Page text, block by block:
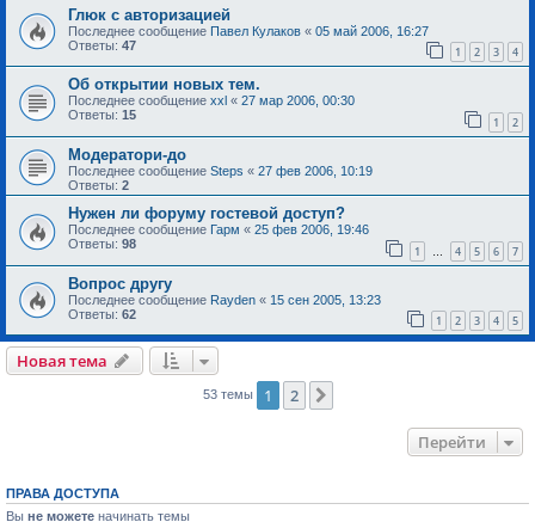
Глюк с авторизацией
Последнее сообщение Павел Кулаков « 05 май 2006, 16:27
Ответы: 47 1 2 3 4
Об открытии новых тем.
Последнее сообщение xxl « 27 мар 2006, 00:30
Ответы: 15 1 2
Модератори-до
Последнее сообщение Steps « 27 фев 2006, 10:19
Ответы: 2
Нужен ли форуму гостевой доступ?
Последнее сообщение Гарм « 25 фев 2006, 19:46
Ответы: 98 1 … 4 5 6 7
Вопрос другу
Последнее сообщение Rayden « 15 сен 2005, 13:23
Ответы: 62 1 2 3 4 5
Новая тема
53 темы 1 2
Перейти
ПРАВА ДОСТУПА
Вы не можете начинать темы